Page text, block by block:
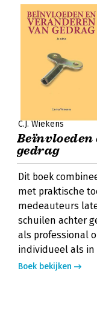
C.J. Wiekens
gedrag
Dit boek
met praktische
medeauteurs
schuilen achter
als professional
individueel als in
Boek bekijken